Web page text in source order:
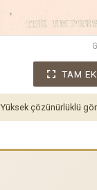
TAM
Yüksek çözünürlüklü